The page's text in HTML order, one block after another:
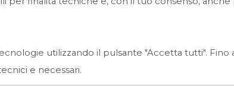
utilizzando il pulsante "Accetta tutti". Fino
e necessari.